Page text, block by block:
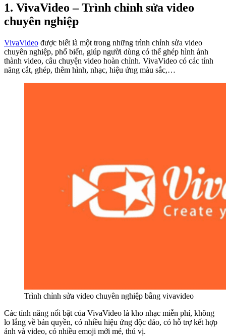
1. VivaVideo – Trình chỉnh sửa video
chuyên nghiệp
VivaVideo được biết là một trong những trình chỉnh sửa video
chuyên nghiệp, phổ biến, giúp người dùng có thể ghép hình ảnh
thành video, câu chuyện video hoàn chỉnh. VivaVideo có các tính
năng cắt, ghép, thêm hình, nhạc, hiệu ứng màu sắc,…
Trình chỉnh sửa video chuyên nghiệp bằng vivavideo
Các tính năng nổi bật của VivaVideo là kho nhạc miễn phí, không
lo lắng về bản quyền, có nhiều hiệu ứng độc đáo, có hỗ trợ kết hợp
ảnh và video, có nhiều emoji mới mẻ, thú vị.